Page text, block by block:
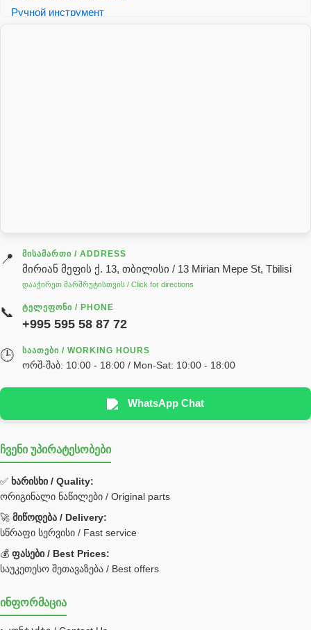
Ручной инструмент
📍 ᲛᲘᲡᲐᲛᲐᲠᲗᲘ / ADDRESS
მირიან მეფის ქ. 13, თბილისი / 13 Mirian Mepe St, Tbilisi
დააჭირეთ მარშრუტისთვის / Click for directions
📞 ᲢᲔᲚᲔᲤᲝᲜᲘ / PHONE
+995 595 58 87 72
🕒 ᲡᲐᲐᲗᲔᲑᲘ / WORKING HOURS
ორშ-შაბ: 10:00 - 18:00 / Mon-Sat: 10:00 - 18:00
WhatsApp Chat
ჩვენი უპირატესობები
✅ ხარისხი / Quality:
ორიგინალი ნაწილები / Original parts
🚀 მიწოდება / Delivery:
სწრაფი სერვისი / Fast service
💰 ფასები / Best Prices:
საუკეთესო შეთავაზება / Best offers
ინფორმაცია